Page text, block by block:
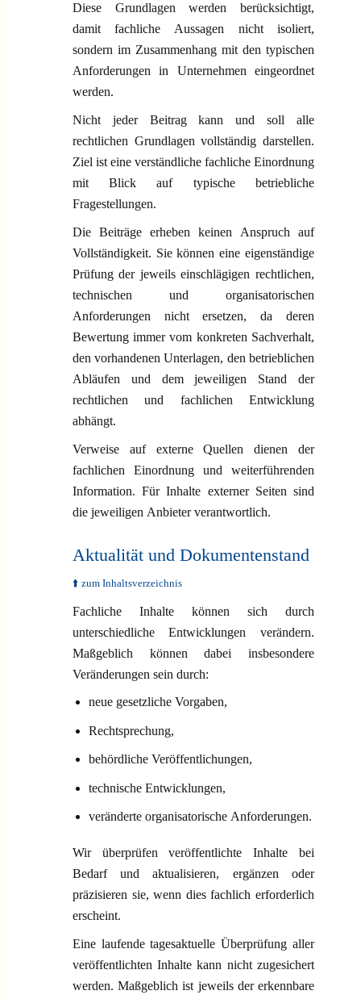
Diese Grundlagen werden berücksichtigt,
damit fachliche Aussagen nicht isoliert,
sondern im Zusammenhang mit den typischen
Anforderungen in Unternehmen eingeordnet
werden.
Nicht jeder Beitrag kann und soll alle
rechtlichen Grundlagen vollständig darstellen.
Ziel ist eine verständliche fachliche Einordnung
mit Blick auf typische betriebliche
Fragestellungen.
Die Beiträge erheben keinen Anspruch auf
Vollständigkeit. Sie können eine eigenständige
Prüfung der jeweils einschlägigen rechtlichen,
technischen und organisatorischen
Anforderungen nicht ersetzen, da deren
Bewertung immer vom konkreten Sachverhalt,
den vorhandenen Unterlagen, den betrieblichen
Abläufen und dem jeweiligen Stand der
rechtlichen und fachlichen Entwicklung
abhängt.
Verweise auf externe Quellen dienen der
fachlichen Einordnung und weiterführenden
Information. Für Inhalte externer Seiten sind
die jeweiligen Anbieter verantwortlich.
Aktualität und Dokumentenstand
⬆️ zum Inhaltsverzeichnis
Fachliche Inhalte können sich durch
unterschiedliche Entwicklungen verändern.
Maßgeblich können dabei insbesondere
Veränderungen sein durch:
neue gesetzliche Vorgaben,
Rechtsprechung,
behördliche Veröffentlichungen,
technische Entwicklungen,
veränderte organisatorische Anforderungen.
Wir überprüfen veröffentlichte Inhalte bei
Bedarf und aktualisieren, ergänzen oder
präzisieren sie, wenn dies fachlich erforderlich
erscheint.
Eine laufende tagesaktuelle Überprüfung aller
veröffentlichten Inhalte kann nicht zugesichert
werden. Maßgeblich ist jeweils der erkennbare